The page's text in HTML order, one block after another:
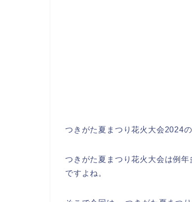
つきがた夏まつり花火大会2024
つきがた夏まつり花火大会は例
ですよね。